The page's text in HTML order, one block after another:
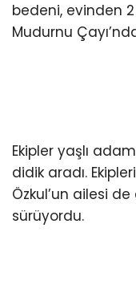
bedeni, evinden
Mudurnu
Ekipler yaşlı
didik aradı.
Özkul’un ailesi
sürüyordu.